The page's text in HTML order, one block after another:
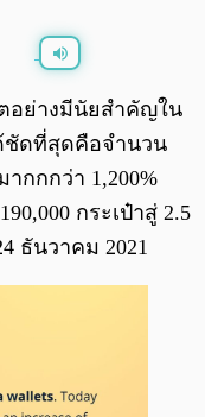
0:00 / 0:00
อย่างมีนัยสำคัญใน
ชัดที่สุดคือจำนวน
กกกว่า 1,200%
กระเป๋าสู่ 2.5
ธันวาคม 2021